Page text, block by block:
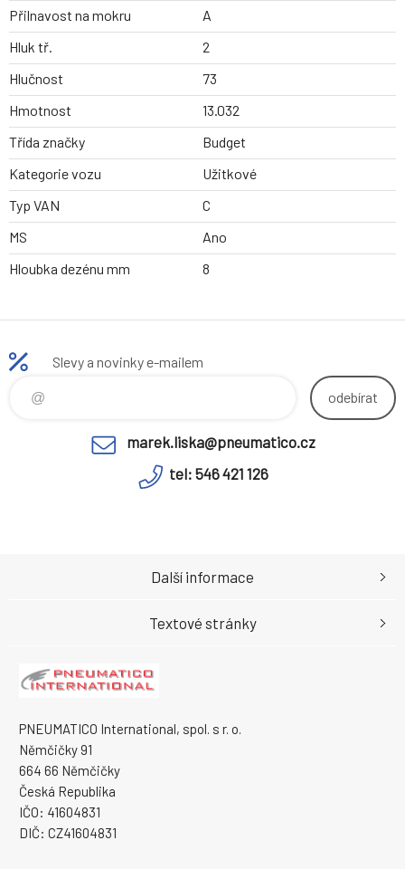
Přilnavost na mokru
A
Hluk tř.
2
Hlučnost
73
Hmotnost
13.032
Třída značky
Budget
Kategorie vozu
Užitkové
Typ VAN
C
MS
Ano
Hloubka dezénu mm
8
Slevy a novinky e-mailem
odebírat
marek.liska@pneumatico.cz
tel: 546 421 126
PNEUMATICO International, spol. s r. o.
Němčičky 91
664 66 Němčičky
Česká Republika
IČO: 41604831
DIČ: CZ41604831
Další informace
Textové stránky